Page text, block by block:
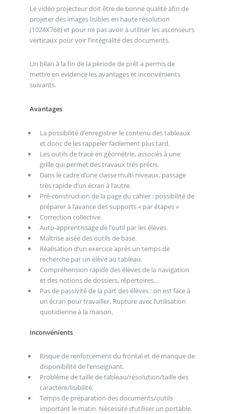
Le vidéo projecteur doit être de bonne qualité afin de
projeter des images lisibles en haute résolution
(1024X768) et pour ne pas avoir à utiliser les ascenseurs
verticaux pour voir l’intégralité des documents.
Un bilan à la fin de la période de prêt a permis de
mettre en évidence les avantages et inconvénients
suivants.
Avantages
La possibilité d’enregistrer le contenu des tableaux
et donc de les rappeler facilement plus tard.
Les outils de tracé en géométrie, associés à une
grille qui permet des travaux très précis.
Dans le cadre d’une classe multi niveaux, passage
très rapide d’un écran à l’autre.
Pré-construction de la page du cahier : possibilité de
préparer à l’avance des supports « par étapes »
Correction collective.
Auto-apprentissage de l’outil par les élèves.
Maîtrise aisée des outils de base.
Réalisation d’un exercice après un temps de
recherche par un élève au tableau.
Compréhension rapide des élèves de la navigation
et des notions de dossiers, répertoires…
Pas de passivité de la part des élèves : on est face à
un écran pour travailler. Rupture avec l’utilisation
quotidienne à la maison.
Inconvénients
Risque de renforcement du frontal et de manque de
disponibilité de l’enseignant.
Problème de taille de tableau/résolution/taille des
caractère/lisibilité.
Temps de préparation des documents/outils
important le matin. Nécessité d’utiliser un portable.